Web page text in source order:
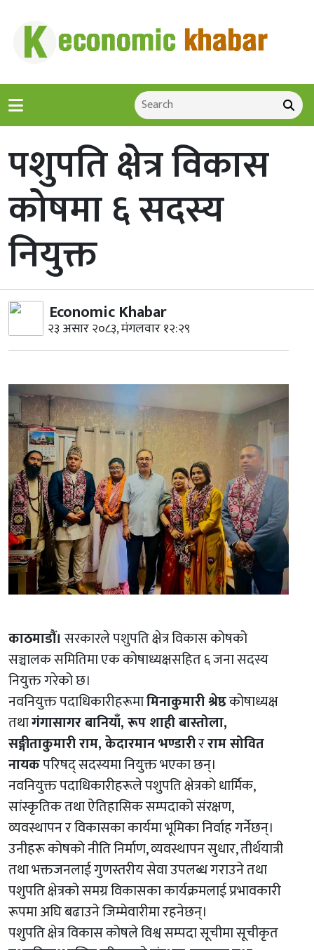
पशुपति क्षेत्र विकास
कोषमा ६ सदस्य
नियुक्त
Economic Khabar
२३ असार २०८३, मंगलवार १२:२९
काठमाडौं। सरकारले पशुपति क्षेत्र विकास कोषको
सञ्चालक समितिमा एक कोषाध्यक्षसहित ६ जना सदस्य
नियुक्त गरेको छ।
नवनियुक्त पदाधिकारीहरूमामिनाकुमारी श्रेष्ठकोषाध्यक्ष
तथागंगासागर बानियाँ, रूप शाही बास्तोला,
सङ्गीताकुमारी राम, केदारमान भण्डारीरराम सोवित
नायकपरिषद् सदस्यमा नियुक्त भएका छन्।
नवनियुक्त पदाधिकारीहरूले पशुपति क्षेत्रको धार्मिक,
सांस्कृतिक तथा ऐतिहासिक सम्पदाको संरक्षण,
व्यवस्थापन र विकासका कार्यमा भूमिका निर्वाह गर्नेछन्।
उनीहरू कोषको नीति निर्माण, व्यवस्थापन सुधार, तीर्थयात्री
तथा भक्तजनलाई गुणस्तरीय सेवा उपलब्ध गराउने तथा
पशुपति क्षेत्रको समग्र विकासका कार्यक्रमलाई प्रभावकारी
रूपमा अघि बढाउने जिम्मेवारीमा रहनेछन्।
पशुपति क्षेत्र विकास कोषले विश्व सम्पदा सूचीमा सूचीकृत